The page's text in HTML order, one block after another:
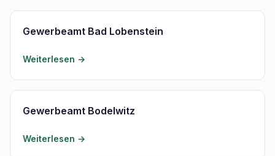
Gewerbeamt Bad Lobenstein
Weiterlesen →
Gewerbeamt Bodelwitz
Weiterlesen →